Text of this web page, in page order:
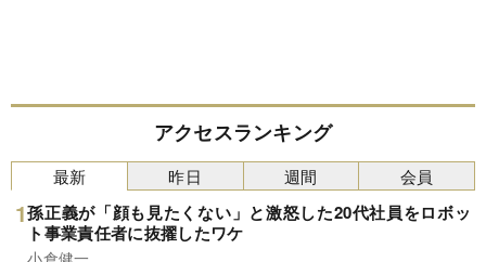
アクセスランキング
最新
孫正義が「顔も見たくない」と激怒した20代社員をロボッ
ト事業責任者に抜擢したワケ
小倉健一
昨日 週間 会員